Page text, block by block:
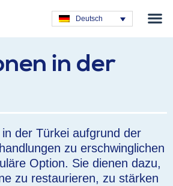
Deutsch
in der
der Türkei aufgrund der
zu erschwinglichen
Option. Sie dienen dazu,
zu restaurieren, zu stärken